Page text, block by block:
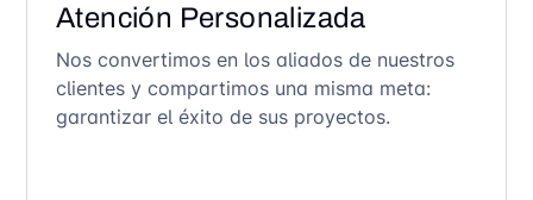
Atención Personalizada
Nos convertimos en los aliados de nuestros
clientes y compartimos una misma meta:
garantizar el éxito de sus proyectos.